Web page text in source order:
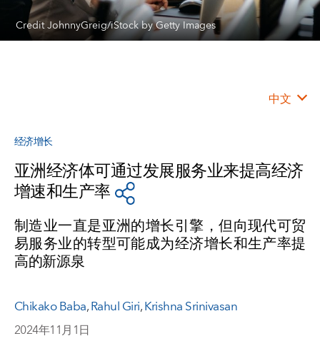
Credit JohnnyGreig/iStock by Getty Images
中文
经济增长
亚洲经济体可通过发展服务业来提高经济
增速和生产率
制造业一直是亚洲的增长引擎，但向现代可贸
易服务业的转型可能成为经济增长和生产率提
高的新源泉
Chikako Baba,Rahul Giri,Krishna Srinivasan
2024年11月1日